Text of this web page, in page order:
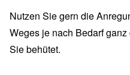
Nutzen Sie gern die
Weges je nach Bedarf
Sie behütet.